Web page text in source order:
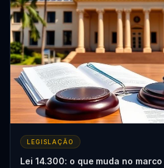
LEGISLAÇÃO
Lei 14.300: o que muda no